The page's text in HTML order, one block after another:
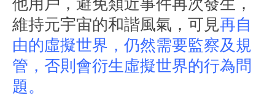
維持元宇宙的和諧風氣，可見再自
由的虛擬世界，仍然需要監察及規
管，否則會衍生虛擬世界的行為問
題。